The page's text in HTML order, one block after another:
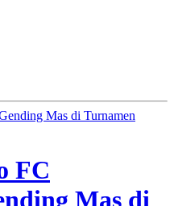
Mas di Turnamen
FC
Mas di